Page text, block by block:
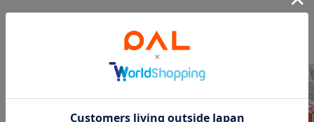
スタッフスナップ
＃キッズアイテム